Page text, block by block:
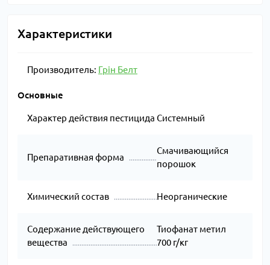
Оидиум,
Характеристики
Производитель: Грін Белт
Основные
Характер действия пестицида Системный
Препаративная форма
Смачивающийся
порошок
Химический состав Неорганические
Содержание действующего
вещества
Тиофанат метил
700 г/кг